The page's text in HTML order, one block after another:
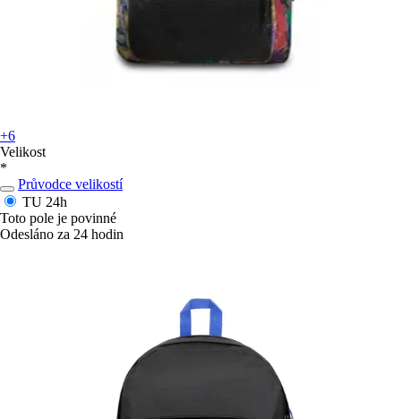
+6
Velikost
*
Průvodce velikostí
TU 24h
Toto pole je povinné
Odesláno za 24 hodin